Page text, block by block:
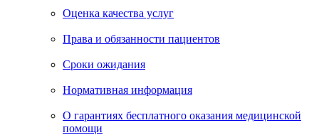
Оценка качества услуг
Права и обязанности пациентов
Сроки ожидания
Нормативная информация
О гарантиях бесплатного оказания медицинской
помощи